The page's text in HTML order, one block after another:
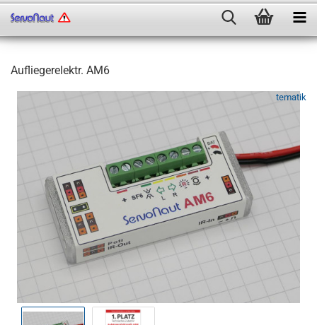
Aufliegerelektr. AM6
tematik